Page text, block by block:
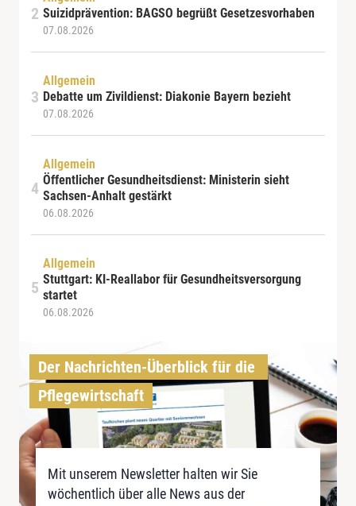
Suizidprävention: BAGSO begrüßt Gesetzesvorhaben
07.08.2026
Allgemein
Debatte um Zivildienst: Diakonie Bayern bezieht
07.08.2026
Allgemein
Öffentlicher Gesundheitsdienst: Ministerin sieht
Sachsen-Anhalt gestärkt
06.08.2026
Allgemein
Stuttgart: KI-Reallabor für Gesundheitsversorgung
startet
06.08.2026
Der Nachrichten-Überblick für die
Pflegewirtschaft
Mit unserem Newsletter halten wir Sie
wöchentlich über alle News aus der